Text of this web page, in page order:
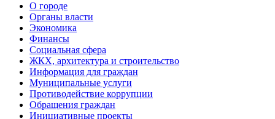
О городе
Органы власти
Экономика
Финансы
Социальная сфера
ЖКХ, архитектура и строительство
Информация для граждан
Муниципальные услуги
Противодействие коррупции
Обращения граждан
Инициативные проекты